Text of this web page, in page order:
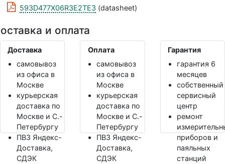
593D477X06R3E2TE3 (datasheet)
и оплата
Доставка
самовывоз
из офиса в
Москве
курьерская
доставка по
Москве и С.-
Петербургу
ПВЗ Яндекс-
Доставка,
СДЭК
Оплата
самовывоз
из офиса в
Москве
курьерская
доставка по
Москве и С.-
Петербургу
ПВЗ Яндекс-
Доставка,
СДЭК
Гарантия
гарантия 6
месяцев
собственный
сервисный
центр
ремонт
приборов и
паяльных
станций